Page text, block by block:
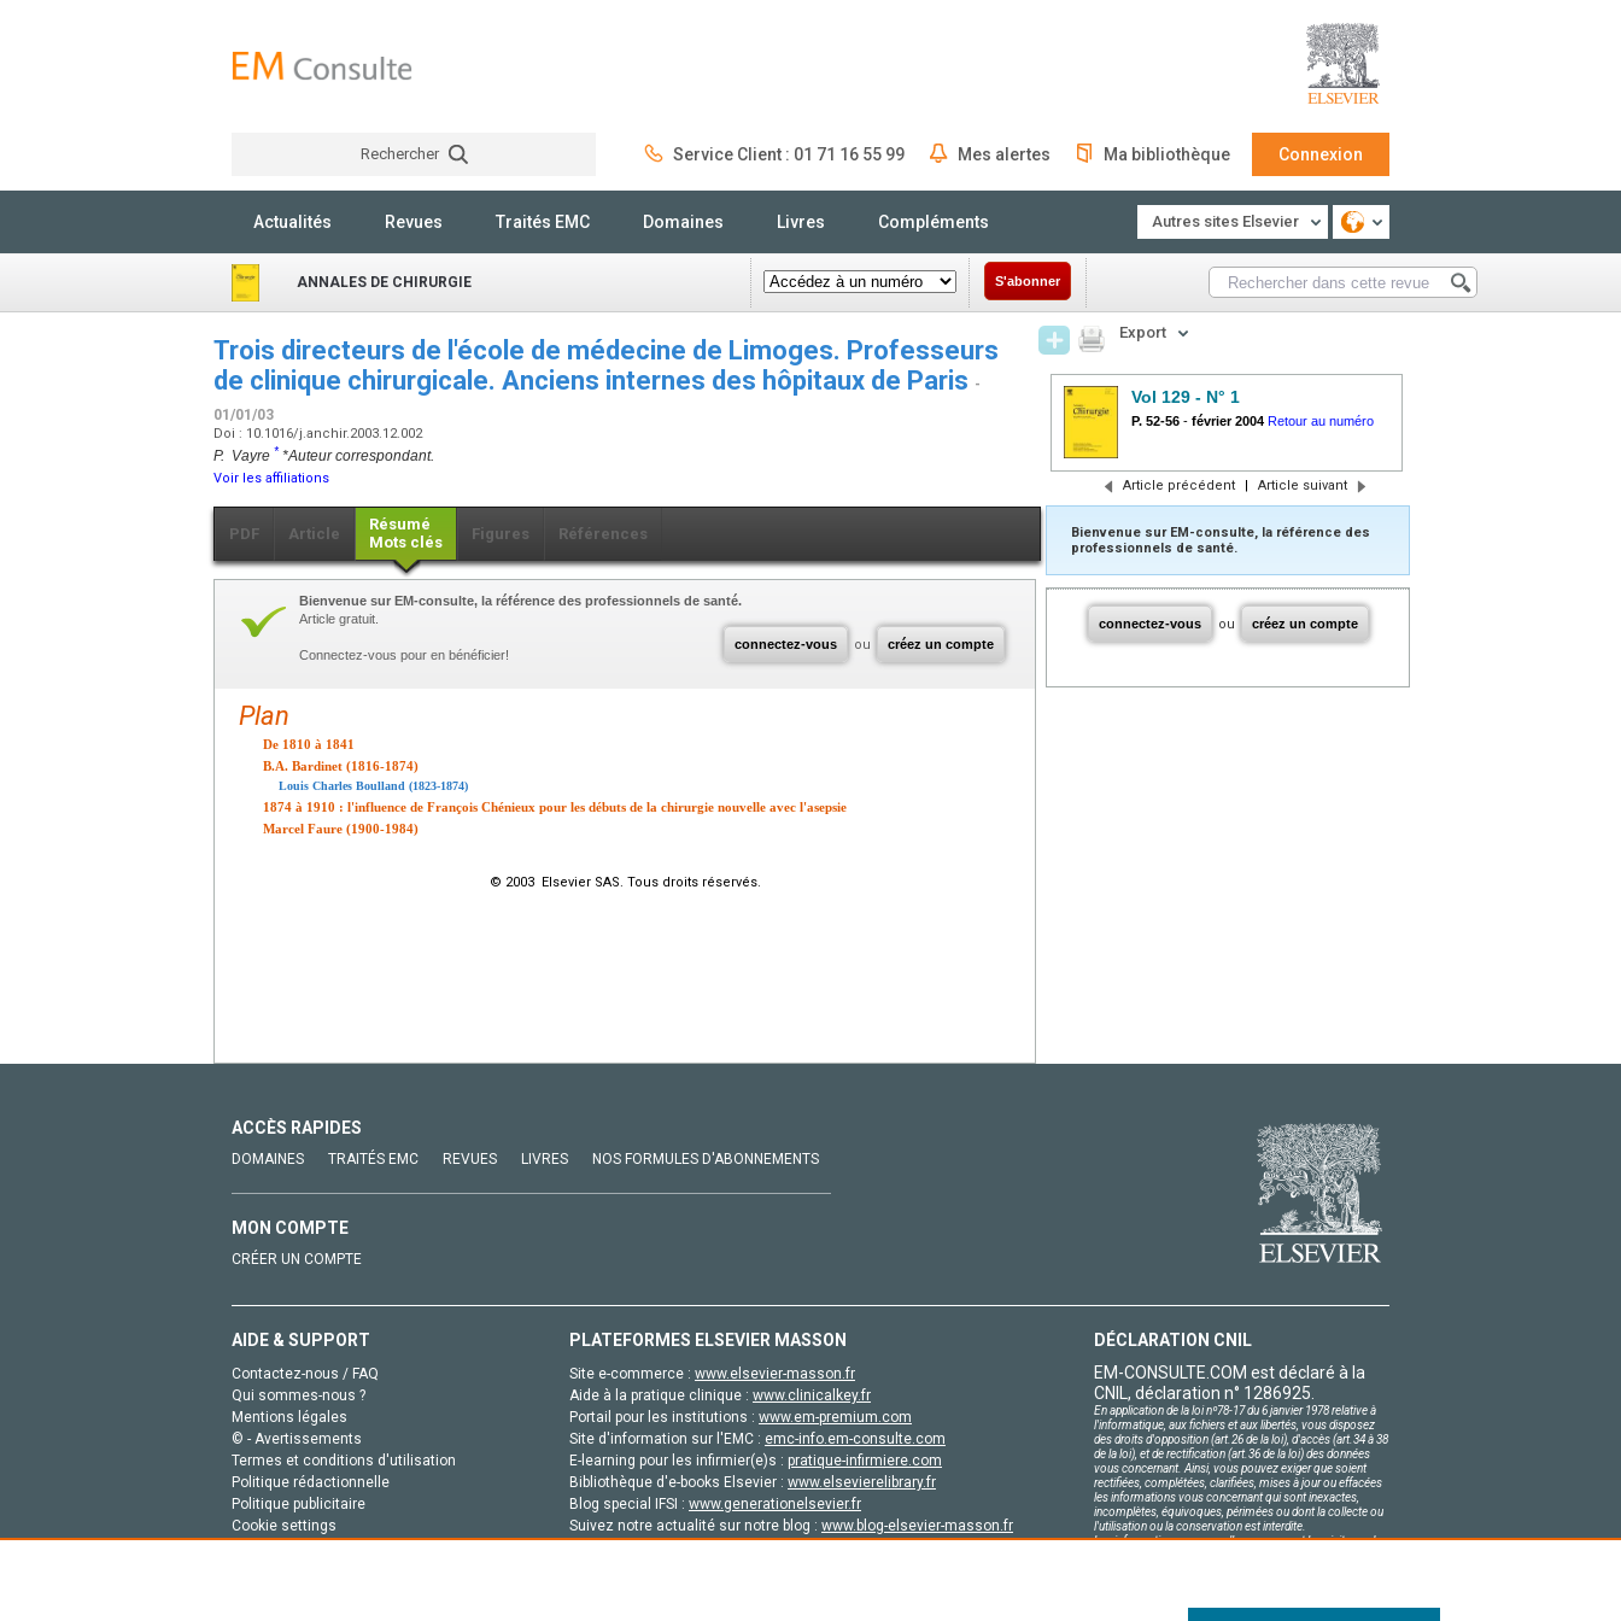
Rechercher Service Client : 01 71 16 55 99 Mes alertes Ma bibliothèque Connexion
Actualités Revues Traités EMC Domaines Livres Compléments Autres sites Elsevier
ANNALES DE CHIRURGIE S'abonner
Trois directeurs de l'école de médecine de Limoges. Professeurs
de clinique chirurgicale. Anciens internes des hôpitaux de Paris -
01/01/03
Doi : 10.1016/j.anchir.2003.12.002
P. Vayre * *Auteur correspondant.
Voir les affiliations
PDF Article
Résumé
Mots clés
Figures Références
connectez-vous ou créez un compte
Bienvenue sur EM-consulte, la référence des professionnels de santé.
Article gratuit.
Connectez-vous pour en bénéficier!
Plan
De 1810 à 1841
B.A. Bardinet (1816-1874)
Louis Charles Boulland (1823-1874)
1874 à 1910 : l'influence de François Chénieux pour les débuts de la chirurgie nouvelle avec l'asepsie
Marcel Faure (1900-1984)
© 2003 Elsevier SAS. Tous droits réservés.
Export
Vol 129 - N° 1
P. 52-56 - février 2004 Retour au numéro
Article précédent | Article suivant
Bienvenue sur EM-consulte, la référence des
professionnels de santé.
connectez-vous ou créez un compte
ACCÈS RAPIDES
DOMAINES TRAITÉS EMC REVUES LIVRES NOS FORMULES D'ABONNEMENTS
MON COMPTE
CRÉER UN COMPTE
AIDE & SUPPORT
Contactez-nous / FAQ
Qui sommes-nous ?
Mentions légales
© - Avertissements
Termes et conditions d'utilisation
Politique rédactionnelle
Politique publicitaire
Cookie settings
PLATEFORMES ELSEVIER MASSON
Site e-commerce : www.elsevier-masson.fr
Aide à la pratique clinique : www.clinicalkey.fr
Portail pour les institutions : www.em-premium.com
Site d'information sur l'EMC : emc-info.em-consulte.com
E-learning pour les infirmier(e)s : pratique-infirmiere.com
Bibliothèque d'e-books Elsevier : www.elsevierelibrary.fr
Blog special IFSI : www.generationelsevier.fr
Suivez notre actualité sur notre blog : www.blog-elsevier-masson.fr
DÉCLARATION CNIL
EM-CONSULTE.COM est déclaré à la
CNIL, déclaration n° 1286925.
En application de la loi nº78-17 du 6 janvier 1978 relative à
l'informatique, aux fichiers et aux libertés, vous disposez
des droits d'opposition (art.26 de la loi), d'accès (art.34 à 38
de la loi), et de rectification (art.36 de la loi) des données
vous concernant. Ainsi, vous pouvez exiger que soient
rectifiées, complétées, clarifiées, mises à jour ou effacées
les informations vous concernant qui sont inexactes,
incomplètes, équivoques, périmées ou dont la collecte ou
l'utilisation ou la conservation est interdite.
Les informations personnelles concernant les visiteurs de